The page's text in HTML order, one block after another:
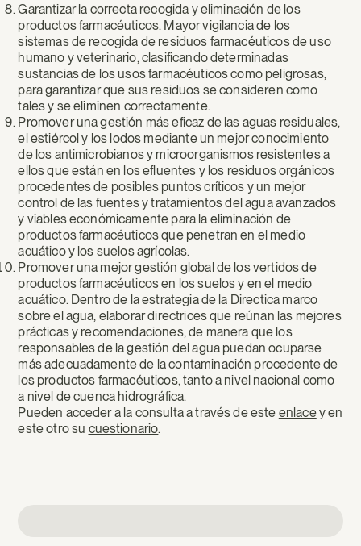
Garantizar la correcta recogida y eliminación de los
productos farmacéuticos. Mayor vigilancia de los
sistemas de recogida de residuos farmacéuticos de uso
humano y veterinario, clasificando determinadas
sustancias de los usos farmacéuticos como peligrosas,
para garantizar que sus residuos se consideren como
tales y se eliminen correctamente.
Promover una gestión más eficaz de las aguas residuales,
el estiércol y los lodos mediante un mejor conocimiento
de los antimicrobianos y microorganismos resistentes a
ellos que están en los efluentes y los residuos orgánicos
procedentes de posibles puntos críticos y un mejor
control de las fuentes y tratamientos del agua avanzados
y viables económicamente para la eliminación de
productos farmacéuticos que penetran en el medio
acuático y los suelos agrícolas.
Promover una mejor gestión global de los vertidos de
productos farmacéuticos en los suelos y en el medio
acuático. Dentro de la estrategia de la Directica marco
sobre el agua, elaborar directrices que reúnan las mejores
prácticas y recomendaciones, de manera que los
responsables de la gestión del agua puedan ocuparse
más adecuadamente de la contaminación procedente de
los productos farmacéuticos, tanto a nivel nacional como
a nivel de cuenca hidrográfica.
Pueden acceder a la consulta a través de este enlacey en
este otro su cuestionario.